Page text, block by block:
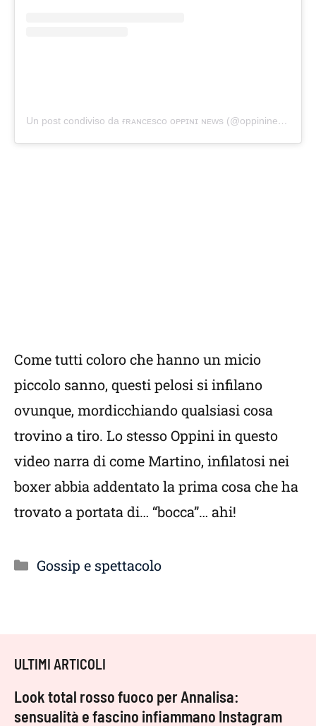
Un post condiviso da ғʀᴀɴᴄᴇsᴄᴏ ᴏᴘᴘɪɴɪ ɴᴇᴡs (@oppininews)
Come tutti coloro che hanno un micio
piccolo sanno, questi pelosi si infilano
ovunque, mordicchiando qualsiasi cosa
trovino a tiro. Lo stesso Oppini in questo
video narra di come Martino, infilatosi nei
boxer abbia addentato la prima cosa che ha
trovato a portata di… “bocca”… ahi!
Categorie
Gossip e spettacolo
ULTIMI ARTICOLI
Look total rosso fuoco per Annalisa:
sensualità e fascino infiammano Instagram